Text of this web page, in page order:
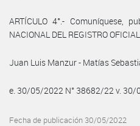
ARTÍCULO 4°.- Comuníquese,
NACIONAL DEL REGISTRO
Juan Luis Manzur - Matías
e. 30/05/2022 N° 38682/22 v. 30/
Fecha de publicación 30/05/2022